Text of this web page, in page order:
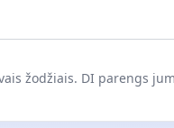
žodžiais. DI parengs